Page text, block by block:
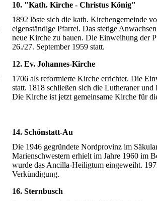
10. "Kath. Kirche - Christus König"
1892 löste sich die kath. Kirchengemeinde
eigenständige Pfarrei. Das stetige
neue Kirche zu bauen. Die Einweihung der
26./27. September 1959 statt.
12. Ev. Johannes-Kirche
1706 als reformierte Kirche errichtet. Die
statt. 1818 schließen sich die Lutheraner
Die Kirche ist jetzt gemeinsame Kirche für
14. Schönstatt-Au
Die 1946 gegründete Nordprovinz im
Marienschwestern erhielt im Jahre 1960 im
wurde das Ancilla-Heiligtum eingeweiht.
Verkündigung.
16. Sternbusch